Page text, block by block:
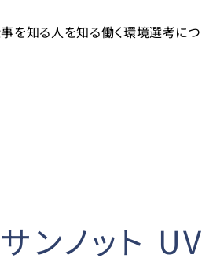
を知る人を知る働く環境選考につ
ンノット